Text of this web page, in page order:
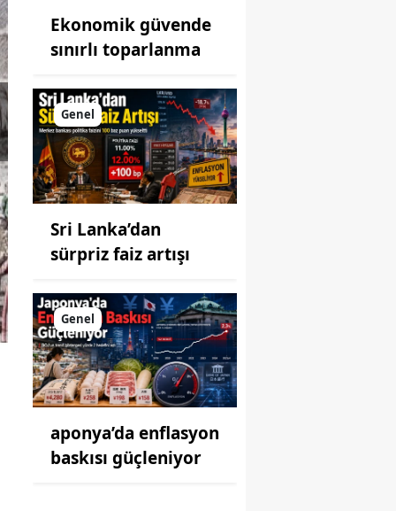
Ekonomik güvende
sınırlı toparlanma
Genel
Sri Lanka’dan
sürpriz faiz artışı
Genel
aponya’da enflasyon
baskısı güçleniyor